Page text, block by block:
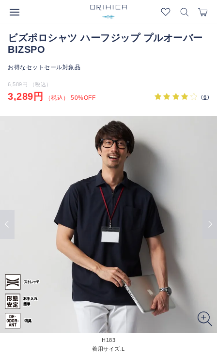
ビズポロシャツ ハーフジップ プルオーバー
BIZSPO
お得なセットセール対象品
6,589円 （税込）
3,289円 （税込） 50%OFF (6)
H183
着用サイズ:L